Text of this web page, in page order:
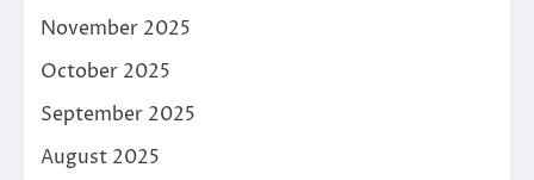
November 2025
October 2025
September 2025
August 2025